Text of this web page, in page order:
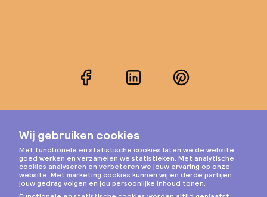
FacebookLinkedInPinterest
Instagram